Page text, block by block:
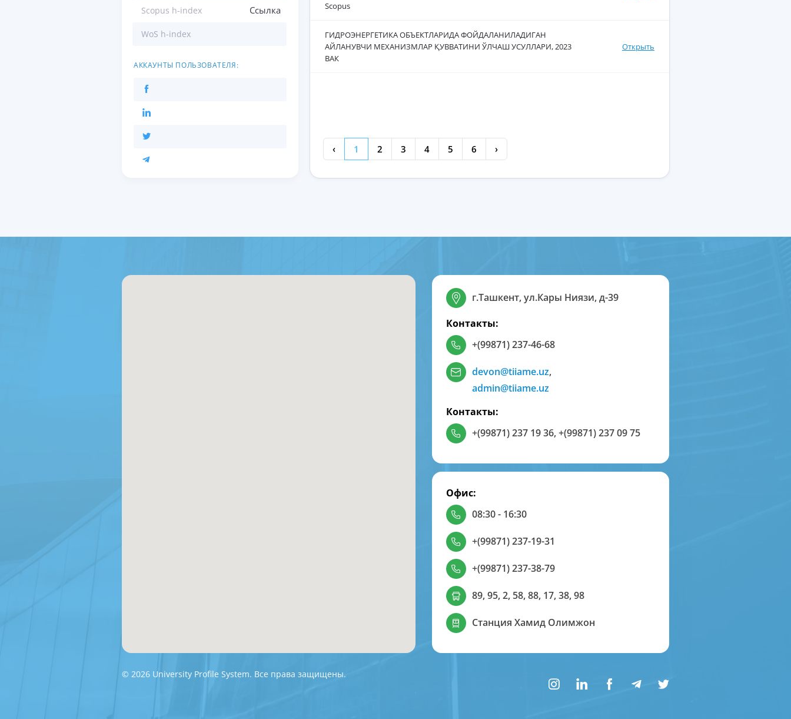
Scopus h-index Ссылка
WoS h-index
АККАУНТЫ ПОЛЬЗОВАТЕЛЯ:
Scopus
ГИДРОЭНEРГEТИКА ОБЪЕКТЛАРИДА ФОЙДАЛАНИЛАДИГАН
АЙЛАНУВЧИ МEХАНИЗМЛАР ҚУВВАТИНИ ЎЛЧАШ УСУЛЛАРИ, 2023
ВАК
Открыть
‹ 1 2 3 4 5 6 ›
г.Ташкент, ул.Кары Ниязи, д-39
Контакты:
+(99871) 237-46-68
devon@tiiame.uz,
admin@tiiame.uz
Контакты:
+(99871) 237 19 36,+(99871) 237 09 75
Офис:
08:30 - 16:30
+(99871) 237-19-31
+(99871) 237-38-79
89, 95, 2, 58, 88, 17, 38, 98
Станция Хамид Олимжон
© 2026 University Profile System. Все права защищены.